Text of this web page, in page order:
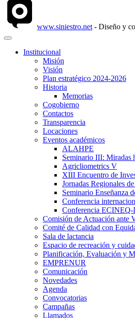
www.siniestro.net - Diseño y
Institucional
Misión
Visión
Plan estratégico 2024-2026
Historia
Memorias
Cogobierno
Contactos
Transparencia
Locaciones
Eventos académicos
ALAHPE
Seminario III: Miradas
Agricliometrics V
XIII Encuentro de
Jornadas Regionales
Seminario Enseñanza
Conferencia
Conferencia
Comisión de Actuación ante
Comité de Calidad con
Sala de lactancia
Espacio de recreación y
Planificación, Evaluación y
EMPRENUR
Comunicación
Novedades
Agenda
Convocatorias
Campañas
Llamados